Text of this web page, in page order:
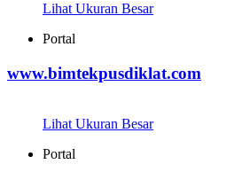
Lihat Ukuran Besar
Portal
www.bimtekpusdiklat.com
Lihat Ukuran Besar
Portal